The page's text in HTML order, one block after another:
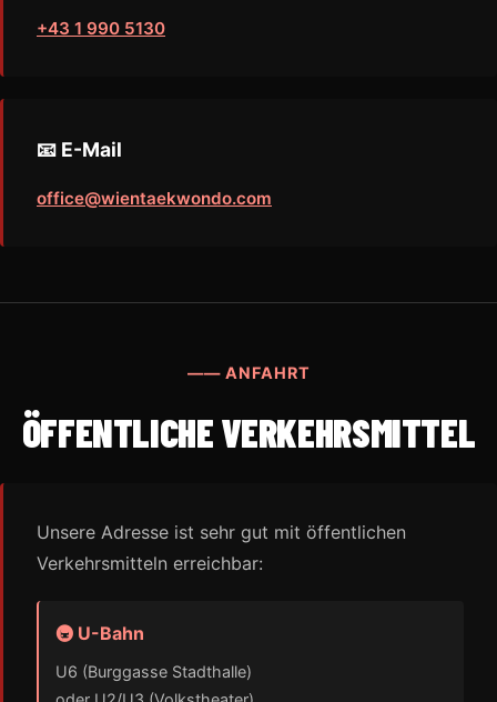
+43 1 990 5130
📧 E-Mail
office@wientaekwondo.com
—— ANFAHRT
ÖFFENTLICHE VERKEHRSMITTEL
Unsere Adresse ist sehr gut mit öffentlichen
Verkehrsmitteln erreichbar:
🚇 U-Bahn
U6 (Burggasse Stadthalle)